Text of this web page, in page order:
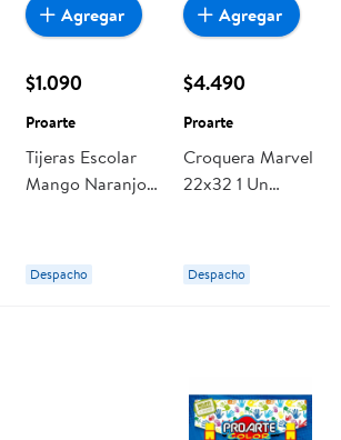
$1.090
Proarte
Tijeras Escolar
Mango Naranjo
Despacho
Agregar
$4.490
Proarte
Croquera Marvel
22x32 1 Un
Despacho
Agregar